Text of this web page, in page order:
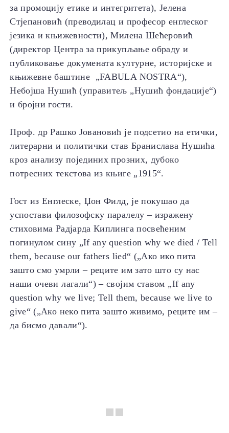
за промоцију етике и интегритета), Јелена
Стјепановић (преводилац и професор енглеског
језика и књижевности), Милена Шећеровић
(директор Центра за прикупљање обраду и
публиковање докумената културне, историјске и
књижевне баштине „FABULA NOSTRA“),
Небојша Нушић (управитељ „Нушић фондације“)
и бројни гости.
Проф. др Рашко Јовановић је подсетио на етички,
литерарни и политички став Бранислава Нушића
кроз анализу појединих прозних, дубоко
потресних текстова из књиге „1915“.
Гост из Енглеске, Џон Филд, је покушао да
успостави филозофску паралелу – изражену
стиховима Радјарда Киплинга посвећеним
погинулом сину „If any question why we died / Tell
them, because our fathers lied“ („Ако ико пита
зашто смо умрли – реците им зато што су нас
наши очеви лагали“) – својим ставом „If any
question why we live; Tell them, because we live to
give“ („Ако неко пита зашто живимо, реците им –
да бисмо давали“).